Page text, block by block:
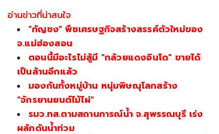
อ่านข่าวที่น่าสนใจ
"กัญชง" พืชเศรษฐกิจสร้างสรรค์ตัวใหม่ของ
จ.แม่ฮ่องสอน
ตอนนี้มีอะไรไม่สู้มี "กล้วยแดงอินโด" ขายได้
เป็นล้านอีกแล้ว
มองกันทั้งหมู่บ้าน หนุ่มพิษณุโลกสร้าง
"จักรยานยนต์ไม้ไผ่"
รมว.ทส.ตามสถานการณ์น้ำ จ.สุพรรณบุรี เร่ง
ผลักดันน้ำท่วม